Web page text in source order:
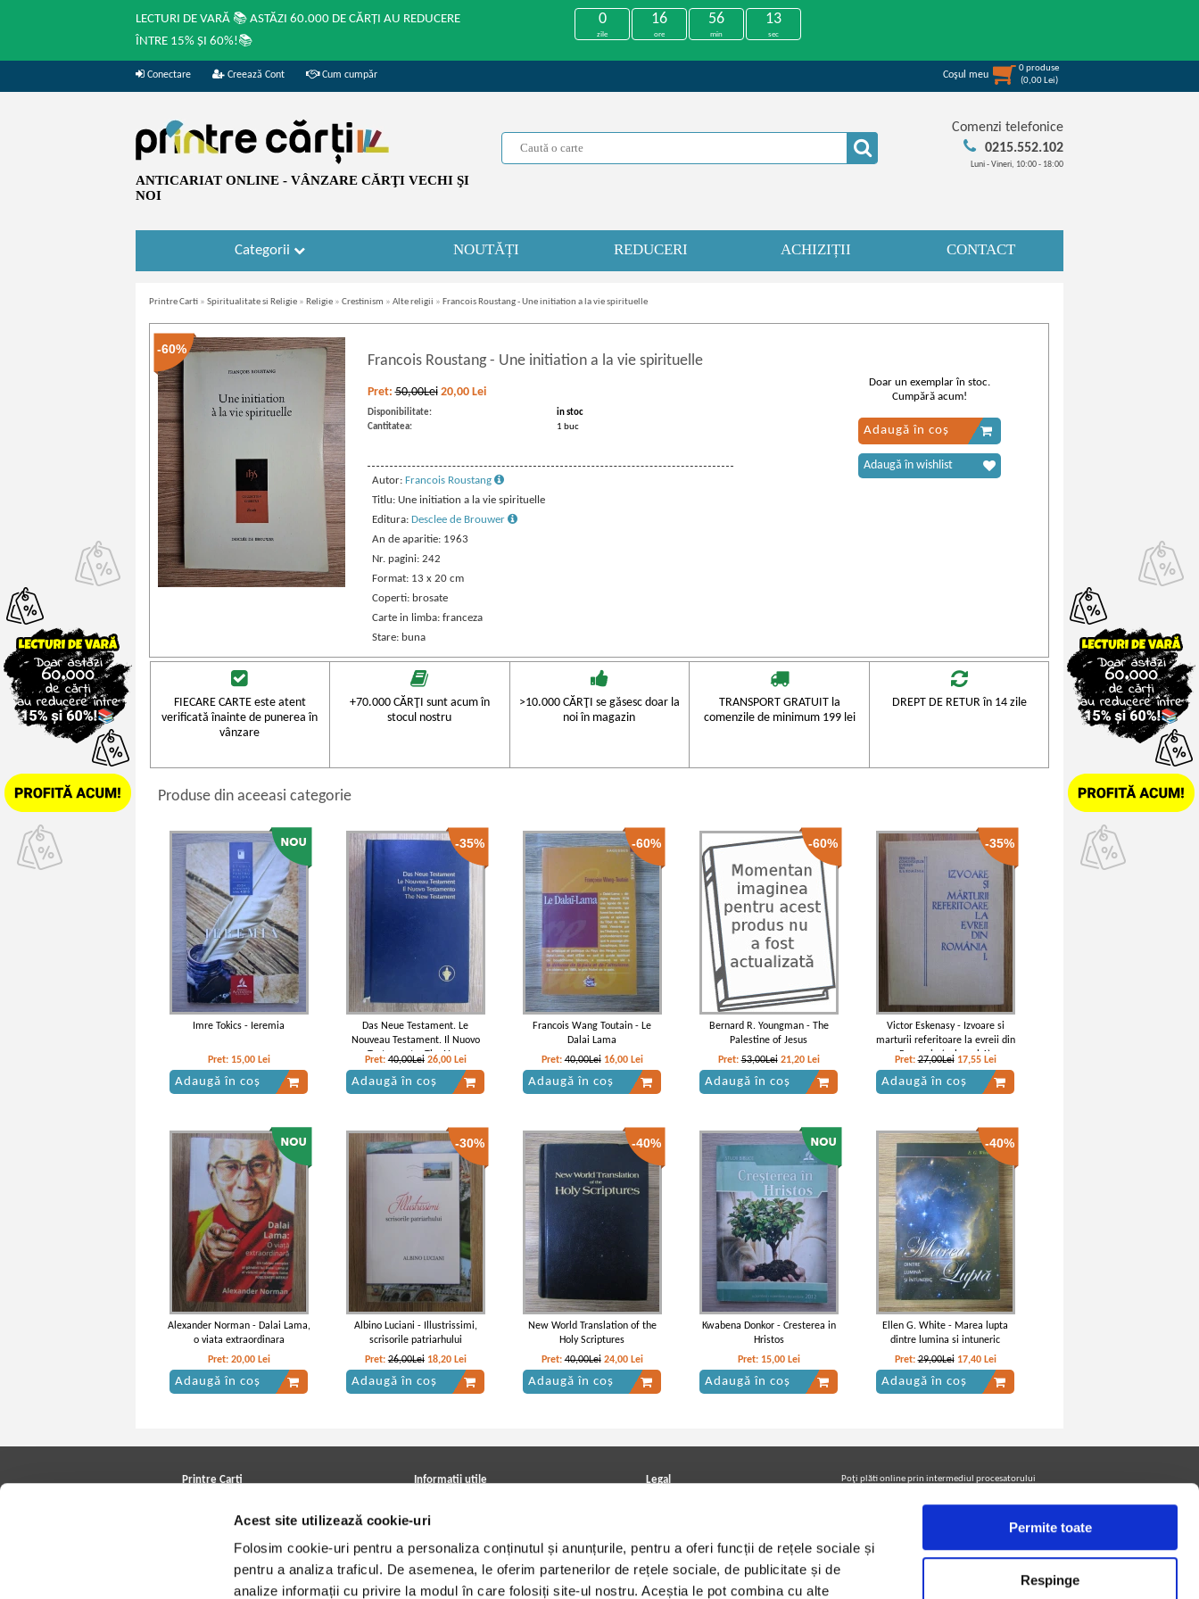
Acest site utilizează cookie-uri
Folosim cookie-uri pentru a personaliza conținutul și anunțurile, pentru a oferi funcții de rețele sociale și
pentru a analiza traficul. De asemenea, le oferim partenerilor de rețele sociale, de publicitate și de
analize informații cu privire la modul în care folosiți site-ul nostru. Aceștia le pot combina cu alte
Permite toate
Respinge
LECTURI DE VARĂ 📚 ASTĂZI 60.000 DE CĂRȚI AU REDUCERE
ÎNTRE 15% ȘI 60%!📚
0
zile
16
ore
56
min
13
sec
Conectare Creează Cont Cum cumpăr Coşul meu
0produse
(0,00 Lei)
ANTICARIAT ONLINE - VÂNZARE CĂRŢI VECHI ŞI
NOI
Comenzi telefonice
0215.552.102
Luni - Vineri, 10:00 - 18:00
Categorii NOUTĂȚI REDUCERI ACHIZIȚII CONTACT
Printre Carti » Spiritualitate si Religie » Religie » Crestinism » Alte religii » Francois Roustang - Une initiation a la vie spirituelle
-60%
Francois Roustang- Une initiation a la vie spirituelle
Pret:50,00Lei 20,00 Lei
Disponibilitate:
in stoc
Cantitatea:
1 buc
Autor: Francois Roustang
Titlu: Une initiation a la vie spirituelle
Editura: Desclee de Brouwer
An de aparitie: 1963
Nr. pagini: 242
Format: 13 x 20 cm
Coperti: brosate
Carte in limba: franceza
Stare: buna
Doar un exemplar în stoc.
Cumpără acum!
Adaugă în coș
Adaugă în wishlist
FIECARE CARTE este atent
verificată înainte de punerea în
vânzare
+70.000 CĂRŢI sunt acum în
stocul nostru
>10.000 CĂRŢI se găsesc doar la
noi în magazin
TRANSPORT GRATUIT la
comenzile de minimum 199 lei
DREPT DE RETUR în 14 zile
Produse din aceeasi categorie
Imre Tokics - Ieremia
Pret: 15,00 Lei
Adaugă în coș
-35%
Das Neue Testament. Le
Nouveau Testament. Il Nuovo
Testamento. The New
Testament (2004)
Pret:40,00Lei 26,00 Lei
Adaugă în coș
-60%
Francois Wang Toutain - Le
Dalai Lama
Pret:40,00Lei 16,00 Lei
Adaugă în coș
-60%
Bernard R. Youngman - The
Palestine of Jesus
Pret:53,00Lei 21,20 Lei
Adaugă în coș
-35%
Victor Eskenasy - Izvoare si
marturii referitoare la evreii din
Romania (volumul 1)
Pret:27,00Lei 17,55 Lei
Adaugă în coș
Alexander Norman - Dalai Lama,
o viata extraordinara
Pret: 20,00 Lei
Adaugă în coș
-30%
Albino Luciani - Illustrissimi,
scrisorile patriarhului
Pret:26,00Lei 18,20 Lei
Adaugă în coș
-40%
New World Translation of the
Holy Scriptures
Pret:40,00Lei 24,00 Lei
Adaugă în coș
Kwabena Donkor - Cresterea in
Hristos
Pret: 15,00 Lei
Adaugă în coș
-40%
Ellen G. White - Marea lupta
dintre lumina si intuneric
Pret:29,00Lei 17,40 Lei
Adaugă în coș
Printre Carti
Cele mai căutate cărți
Blog Printre Carti
Informatii utile
Achizitii viniluri, casete, CD/DVD
Cum cumpar?
Politica de livrare
Retur comenzi
Angajari - Cariere
Legal
Termeni si conditii
Utilizare cookie-uri
Poţi plăti online prin intermediul procesatorului
Urmăreşte-ne pe facebook pentru a fi la curent cu